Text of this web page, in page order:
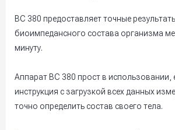
BC 380 предоставляет точные
биоимпедансного состава организма
минуту.
Аппарат BC 380 прост в использовании,
инструкция с загрузкой всех данных
точно определить состав своего тела.